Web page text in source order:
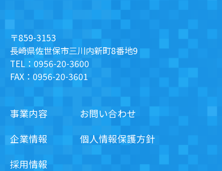
〒859-3153
長崎県佐世保市三川内新町8番地9
TEL：0956-20-3600
FAX：0956-20-3601
事業内容
企業情報
採用情報
お問い合わせ
個人情報保護方針